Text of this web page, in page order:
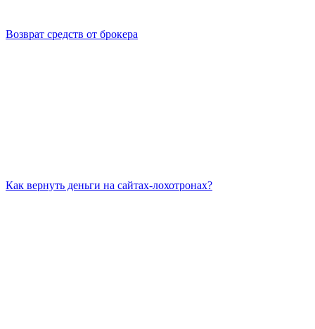
Возврат средств от брокера
Как вернуть деньги на сайтах-лохотронах?